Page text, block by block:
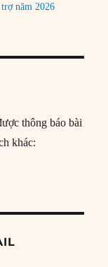
năm 2026
thông báo bài
khác: